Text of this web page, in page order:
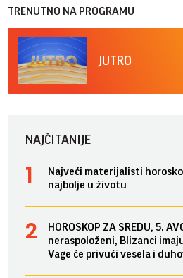
TRENUTNO NA PROGRAMU
JUTRO
NAJČITANIJE
Najveći materijalisti
najbolje u životu
HOROSKOP ZA SREDU, 5.
neraspoloženi, Blizanci
Vage će privući vesela i